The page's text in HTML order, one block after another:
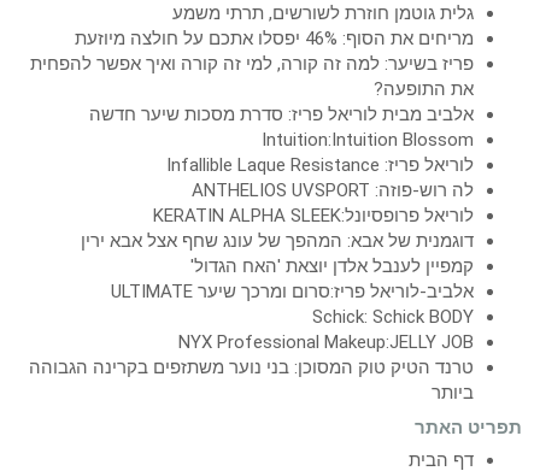
גלית גוטמן חוזרת לשורשים, תרתי משמע
מריחים את הסוף: 46% יפסלו אתכם על חולצה מיוזעת
פריז בשיער: למה זה קורה, למי זה קורה ואיך אפשר להפחית
את התופעה?
אלביב מבית לוריאל פריז: סדרת מסכות שיער חדשה
Intuition:Intuition Blossom
לוריאל פריז: Infallible Laque Resistance
לה רוש-פוזה: ANTHELIOS UVSPORT
לוריאל פרופסיונל:KERATIN ALPHA SLEEK
דוגמנית של אבא: המהפך של עונג שחף אצל אבא ירין
קמפיין לענבל אלדן יוצאת 'האח הגדול'
אלביב-לוריאל פריז:סרום ומרכך שיער ULTIMATE
Schick: Schick BODY
NYX Professional Makeup:JELLY JOB
טרנד הטיק טוק המסוכן: בני נוער משתזפים בקרינה הגבוהה
ביותר
תפריט האתר
דף הבית